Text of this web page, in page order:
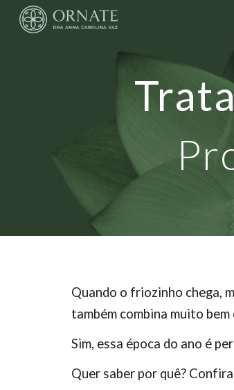
Quando o friozinho chega,
também combina muito
Sim, essa época do ano é
Quer saber por quê?